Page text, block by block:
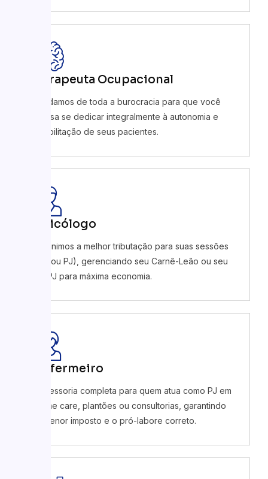
Terapeuta Ocupacional
Cuidamos de toda a burocracia para que você
possa se dedicar integralmente à autonomia e
reabilitação de seus pacientes.
Psicólogo
Definimos a melhor tributação para suas sessões
(PF ou PJ), gerenciando seu Carnê-Leão ou seu
CNPJ para máxima economia.
Enfermeiro
Assessoria completa para quem atua como PJ em
home care, plantões ou consultorias, garantindo
o menor imposto e o pró-labore correto.